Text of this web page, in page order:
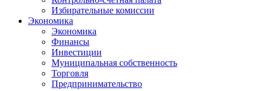
Избирательные комиссии
Экономика
Экономика
Финансы
Инвестиции
Муниципальная собственность
Торговля
Предпринимательство